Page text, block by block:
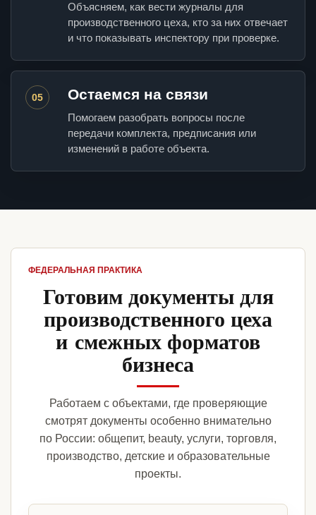
Объясняем, как вести журналы для
производственного цеха, кто за них отвечает
и что показывать инспектору при проверке.
05 Остаемся на связи
Помогаем разобрать вопросы после
передачи комплекта, предписания или
изменений в работе объекта.
ФЕДЕРАЛЬНАЯ ПРАКТИКА
Готовим документы для
производственного цеха
и смежных форматов
бизнеса
Работаем с объектами, где проверяющие
смотрят документы особенно внимательно
по России: общепит, beauty, услуги, торговля,
производство, детские и образовательные
проекты.